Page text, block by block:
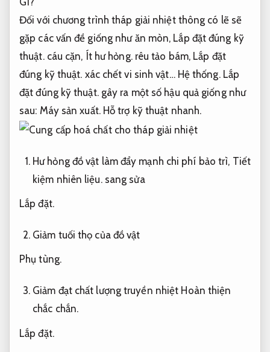
Đối với chương trình tháp giải nhiệt thông có lẽ sẽ
gặp các vấn đề giống như ăn mòn, Lắp đặt đúng kỹ
thuật.cáu cặn, Ít hư hỏng.rêu tảo bám, Lắp đặt
đúng kỹ thuật. xác chết vi sinh vật… Hệ thống. Lắp
đặt đúng kỹ thuật.gây ra một số hậu quả giống như
sau: Máy sản xuất. Hỗ trợ kỹ thuật nhanh.
Hư hỏng đồ vật làm đẩy mạnh chi phí bảo trì, Tiết
kiệm nhiên liệu.sang sửa
Lắp đặt.
Giảm tuối thọ của đồ vật
Phụ tùng.
Giảm đạt chất lượng truyền nhiệt Hoàn thiện
chắc chắn.
Lắp đặt.